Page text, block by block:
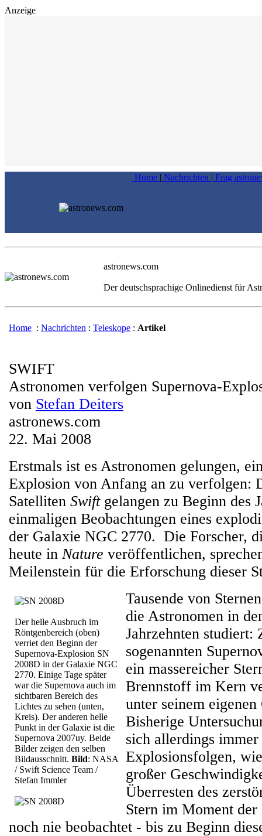
Anzeige
Home | Nachrichten | Frag
astronews.com
Der deutschsprachige Onlinedienst für
Home : Nachrichten : Teleskope : Artikel
SWIFT
Astronomen verfolgen Supernova-
von Stefan Deiters
astronews.com
22. Mai 2008
Erstmals ist es Astronomen gelungen,
Explosion von Anfang an zu verfolgen:
Satelliten Swiftgelangen zu Beginn des
einmaligen Beobachtungen eines
der Galaxie NGC 2770. Die Forscher,
heute in Nature veröffentlichen,
Meilenstein für die Erforschung dieser
Der helle Ausbruch im
Röntgenbereich (oben)
verriet den Beginn der
Supernova-Explosion SN
2008D in der Galaxie NGC
2770. Einige Tage später
war die Supernova auch im
sichtbaren Bereich des
Lichtes zu sehen (unten,
Kreis). Der anderen helle
Punkt in der Galaxie ist die
Supernova 2007uy. Beide
Bilder zeigen den selben
Bildausschnitt. Bild: NASA
/ Swift Science Team /
Stefan Immler
Tausende von
die Astronomen in
Jahrzehnten studiert:
sogenannten
ein massereicher
Brennstoff im Kern
unter seinem
Bisherige
sich allerdings
Explosionsfolgen,
großer
Überresten des
Stern im Moment
noch nie beobachtet - bis zu Beginn